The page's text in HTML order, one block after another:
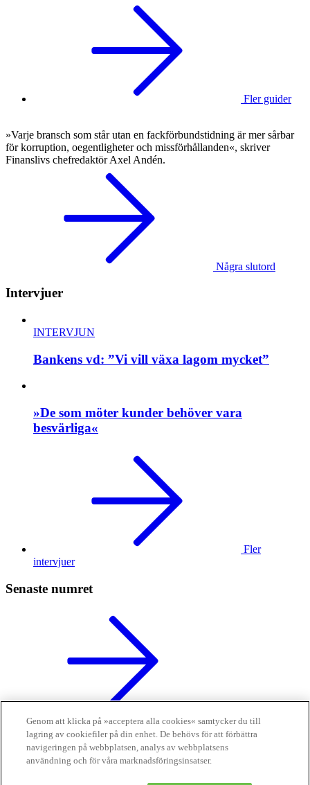
Fler guider
»Varje bransch som står utan en fackförbundstidning är mer sårbar
för korruption, oegentligheter och missförhållanden«, skriver
Finanslivs chefredaktör Axel Andén.
Några slutord
Intervjuer
INTERVJUN
Bankens vd: ”Vi vill växa lagom mycket”
»De som möter kunder behöver vara
besvärliga«
Fler
intervjuer
Senaste numret
digitalt
Finansliv ägs av Finansliv Sverige AB, 556784-8741.
Finansliv producerades av Tidningen Journalisten AB till 30 juni
Genom att klicka på »acceptera alla cookies« samtycker du till
lagring av cookiefiler på din enhet. De behövs för att förbättra
navigeringen på webbplatsen, analys av webbplatsens
användning och för våra marknadsföringsinsatser.